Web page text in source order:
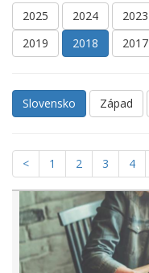
2025 2024 2023
2019
2018 2017
Slovensko Západ
< 1 2 3 4